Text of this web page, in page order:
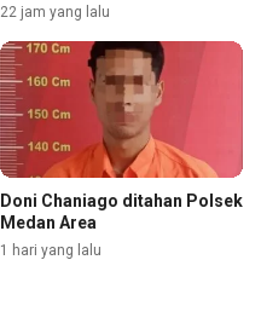
22 jam yang lalu
Doni Chaniago ditahan Polsek
Medan Area
1 hari yang lalu